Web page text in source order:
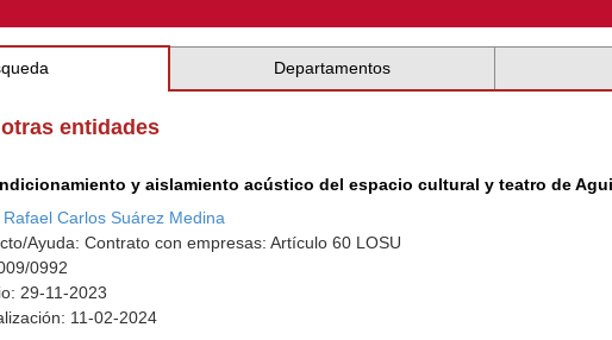
Departamentos
entidades
y aislamiento acústico del espacio cultural y teatro de
Rafael Carlos Suárez Medina
Ayuda: Contrato con empresas: Artículo 60 LOSU
0992
29-11-2023
11-02-2024